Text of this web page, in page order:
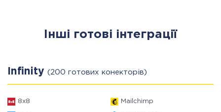
Інші готові інтеграції
Infinity (200 готових конекторів)
8x8 Mailchimp